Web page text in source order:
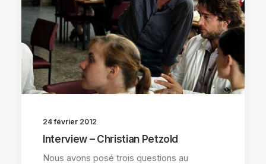
24 février 2012
Interview – Christian Petzold
Nous avons posé trois questions au